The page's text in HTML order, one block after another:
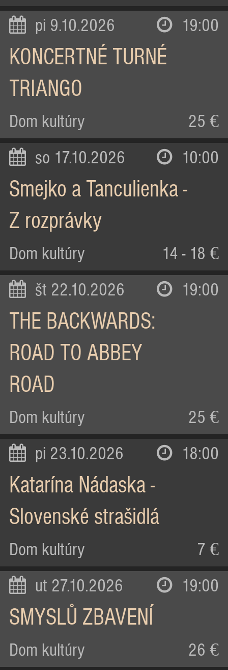
pi 9.10.2026 19:00
KONCERTNÉ TURNÉ
TRIANGO
Dom kultúry 25 €
so 17.10.2026 10:00
Smejko a Tanculienka -
Z rozprávky
Dom kultúry 14 - 18 €
št 22.10.2026 19:00
THE BACKWARDS:
ROAD TO ABBEY
ROAD
Dom kultúry 25 €
pi 23.10.2026 18:00
Katarína Nádaska -
Slovenské strašidlá
Dom kultúry 7 €
ut 27.10.2026 19:00
SMYSLŮ ZBAVENÍ
Dom kultúry 26 €